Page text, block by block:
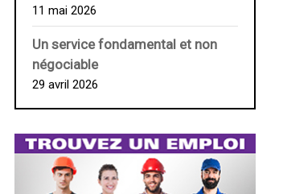
11 mai 2026
Un service fondamental et non
négociable
29 avril 2026